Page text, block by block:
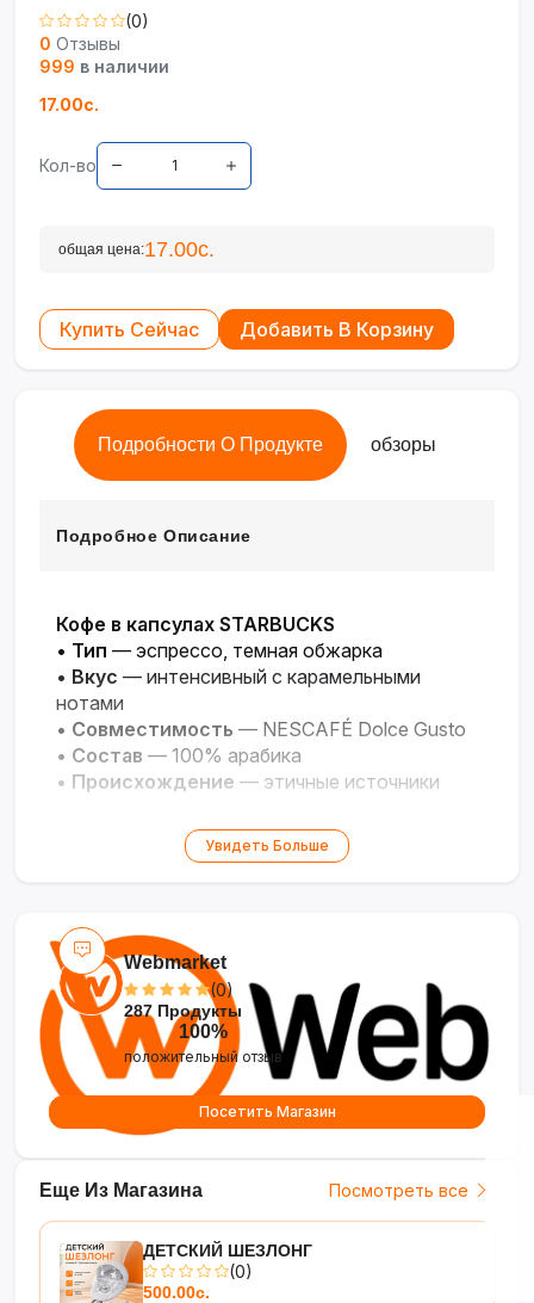
(0)
0 Отзывы
999 в наличии
17.00с.
Кол-во
общая цена:17.00с.
Купить Сейчас Добавить В Корзину
Подробности О Продукте обзоры
Подробное Описание
Кофе в капсулах STARBUCKS
• Тип — эспрессо, темная обжарка
• Вкус — интенсивный с карамельными
нотами
• Совместимость — NESCAFÉ Dolce Gusto
• Состав — 100% арабика
• Происхождение — этичные источники
Увидеть Больше
Еще Из Магазина Посмотреть все
ДЕТСКИЙ ШЕЗЛОНГ
(0)
500.00с.
Webmarket
(0)
287 Продукты
100%
положительный отзыв
Посетить Магазин